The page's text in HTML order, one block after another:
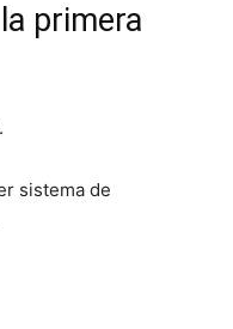
primera
sistema de